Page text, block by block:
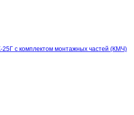
с комплектом монтажных частей (КМЧ)